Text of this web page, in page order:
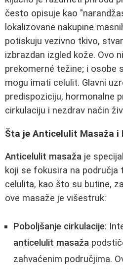
često opisuje kao
lokalizovane nakupine
potiskuju vezivno tkivo,
izbrazdan izgled kože. Ovo
prekomerné težine; i osobe
mogu imati celulit. Glavni
predispoziciju, hormonalne
cirkulaciju i nezdrav način
Šta je Anticelulit Masaža i
Anticelulit masaža je
koji se fokusira na područja
celulita, kao što su butine,
ove masaže je višestruk:
Poboljšanje cirkulacije:
anticelulit masaža
zahvaćenim područjima.